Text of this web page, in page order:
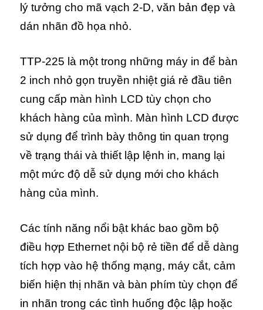
lý tưởng cho mã vạch 2-D, văn bản đẹp và
dán nhãn đồ họa nhỏ.
TTP-225 là một trong những máy in để bàn
2 inch nhỏ gọn truyền nhiệt giá rẻ đầu tiên
cung cấp màn hình LCD tùy chọn cho
khách hàng của mình. Màn hình LCD được
sử dụng để trình bày thông tin quan trọng
về trạng thái và thiết lập lệnh in, mang lại
một mức độ dễ sử dụng mới cho khách
hàng của mình.
Các tính năng nổi bật khác bao gồm bộ
điều hợp Ethernet nội bộ rẻ tiền để dễ dàng
tích hợp vào hệ thống mạng, máy cắt, cảm
biến hiện thị nhãn và bàn phím tùy chọn để
in nhãn trong các tình huống độc lập hoặc